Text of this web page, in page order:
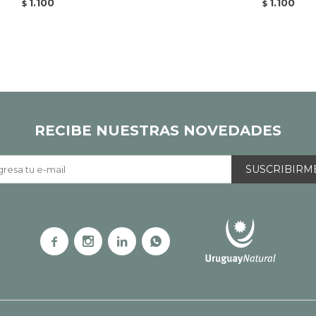
$ 1.100 $ 1.100
RECIBE NUESTRAS NOVEDADES
   